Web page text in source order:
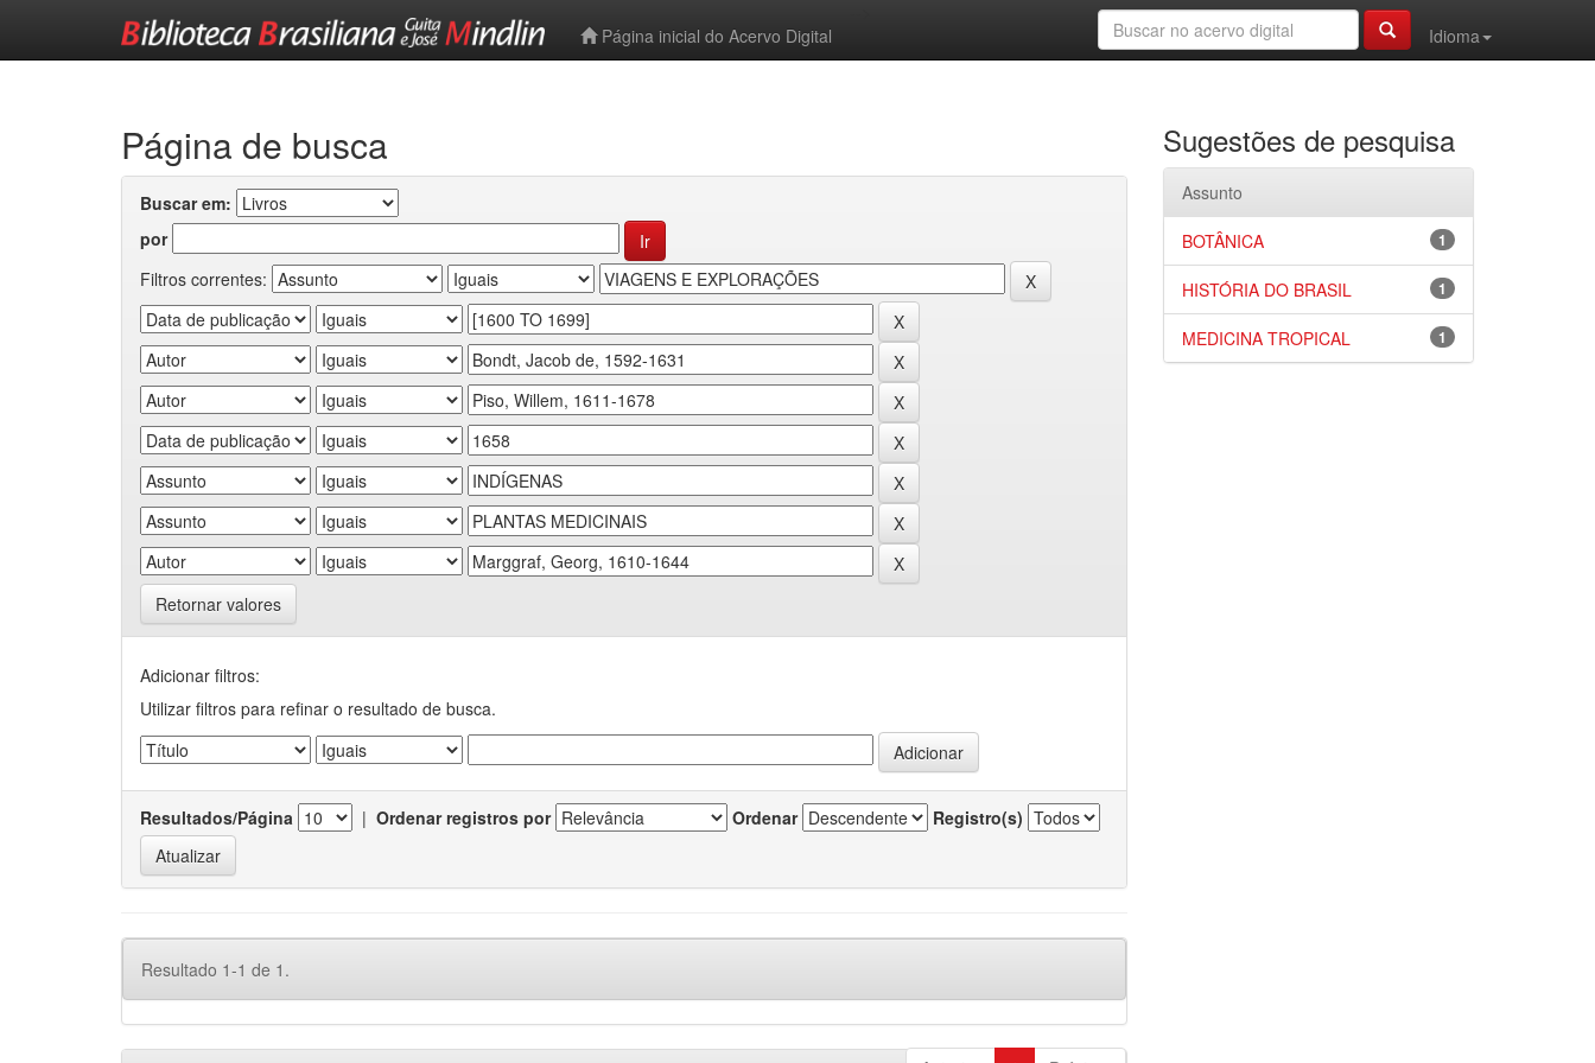
Página inicial do Acervo Digital
Idioma
Página de busca
Buscar em:
por
Filtros correntes:
Retornar valores
Adicionar filtros:
Utilizar filtros para refinar o resultado de busca.
Resultados/Página | Ordenar registros por Ordenar Registro(s)
Resultado 1-1 de 1.
Sugestões de pesquisa
Assunto
1
BOTÂNICA
1
HISTÓRIA DO BRASIL
1
MEDICINA TROPICAL